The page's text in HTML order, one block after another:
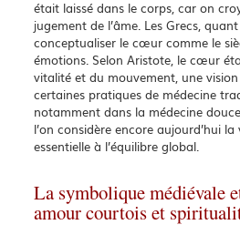
était laissé dans le corps, car on
jugement de l’âme. Les Grecs,
conceptualiser le cœur comme le
émotions. Selon Aristote, le cœur
vitalité et du mouvement, une
certaines pratiques de médecine
notamment dans la médecine
l’on considère encore aujourd’hui
essentielle à l’équilibre global.
La symbolique médiévale
amour courtois et